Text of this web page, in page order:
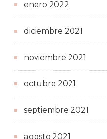
enero 2022
diciembre 2021
noviembre 2021
octubre 2021
septiembre 2021
agosto 2021